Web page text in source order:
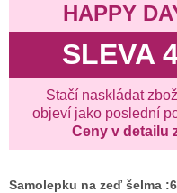
HAPPY
SLEVA
Stačí naskládat
objeví jako poslední
Ceny v detailu
Samolepku na zeď šelma